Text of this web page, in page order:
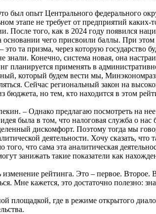
был опыт Центрального федерального
этапе не требует от предприятий каких-
того, как в 2024 году появился
чего присвоили баллы. При этом
та призма, через которую государство
Конечно, система новая, она
планируется применять в
который будем вести мы,
Сейчас региональный закон на
бюджета, но тем, кто находится в этом
– Однако предлагаю посмотреть на
была в том, что налоговая служба о нас
дискомфорт. Поэтому тогда мы
деятельности. Хочу сказать, что
что сама эта аналитическая
занижать такие показатели как
изменение рейтинга. Это – первое.
Мне кажется, это достаточно полезно:
площадкой, где в режиме открытого